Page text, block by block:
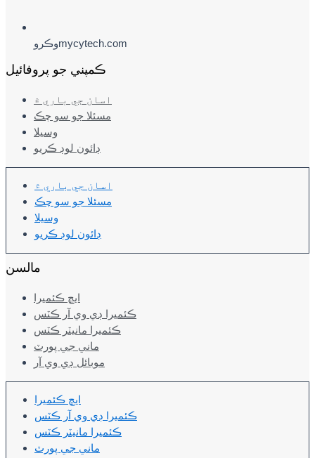
وڪروmycytech.com
ڪمپني جو پروفائيل
اسان جي باري ۾
مسئلا جو سو چڪ
وسيلا
ڊائون لوڊ ڪريو
اسان جي باري ۾
مسئلا جو سو چڪ
وسيلا
ڊائون لوڊ ڪريو
مالسن
ايڇ ڪئميرا
ڪئميرا ڊي وي آر ڪٽس
ڪئميرا مانيٽر ڪٽس
ماني جي پورٽ
موبائل ڊي وي آر
ايڇ ڪئميرا
ڪئميرا ڊي وي آر ڪٽس
ڪئميرا مانيٽر ڪٽس
ماني جي پورٽ